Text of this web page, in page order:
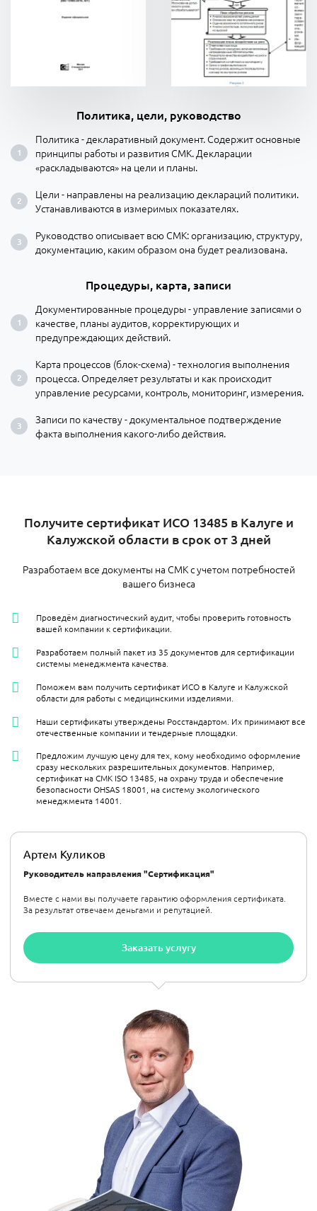
Политика, цели, руководство
Политика - декларативный документ. Содержит основные
принципы работы и развития СМК. Декларации
«раскладываются» на цели и планы.
Цели - направлены на реализацию деклараций политики.
Устанавливаются в измеримых показателях.
Руководство описывает всю СМК: организацию, структуру,
документацию, каким образом она будет реализована.
Процедуры, карта, записи
Документированные процедуры - управление записями о
качестве, планы аудитов, корректирующих и
предупреждающих действий.
Карта процессов (блок-схема) - технология выполнения
процесса. Определяет результаты и как происходит
управление ресурсами, контроль, мониторинг, измерения.
Записи по качеству - документальное подтверждение
факта выполнения какого-либо действия.
Получите сертификат ИСО 13485 в Калуге и
Калужской области в срок от 3 дней
Разработаем все документы на СМК с учетом потребностей
вашего бизнеса
Артем Куликов
Руководитель направления "Сертификация"
Вместе с нами вы получаете гарантию оформления сертификата.
За результат отвечаем деньгами и репутацией.
Заказать услугу
Проведём диагностический аудит, чтобы проверить готовность
вашей компании к сертификации.
Разработаем полный пакет из 35 документов для сертификации
системы менеджмента качества.
Поможем вам получить сертификат ИСО в Калуге и Калужской
области для работы с медицинскими изделиями.
Наши сертификаты утверждены Росстандартом. Их принимают все
отечественные компании и тендерные площадки.
Предложим лучшую цену для тех, кому необходимо оформление
сразу нескольких разрешительных документов. Например,
сертификат на СМК ISO 13485, на охрану труда и обеспечение
безопасности OHSAS 18001, на систему экологического
менеджмента 14001.